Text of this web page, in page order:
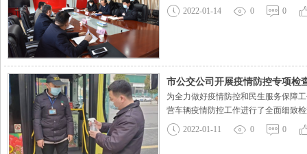
检查组在党委会议室听取公司创建文
位特色上求突破，在创建开展上求实
2022-01-14 0 0
市公交公司开展疫情防控专项检
为全力做好疫情防控和民生服务保障
营车辆疫情防控工作进行了全面细致
机的要做好登记，提供有效的人员信
人员，必须进行行程码、健康码的
2022-01-11 0 0